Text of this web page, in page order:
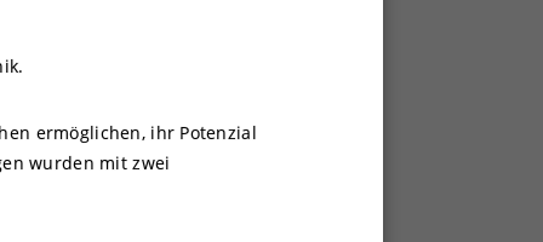
ermöglichen, ihr Potenzial
wurden mit zwei